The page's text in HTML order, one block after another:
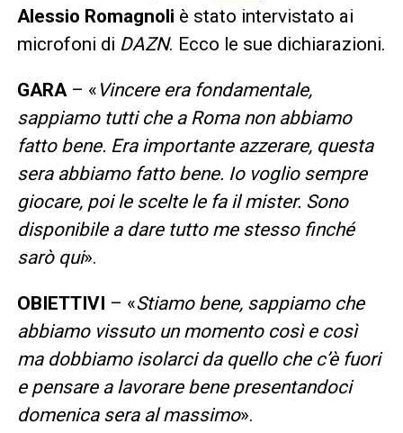
Alessio Romagnoli è stato intervistato ai
microfoni di DAZN. Ecco le sue dichiarazioni.
GARA– « Vincere era fondamentale,
sappiamo tutti che a Roma non abbiamo
fatto bene. Era importante azzerare, questa
sera abbiamo fatto bene. Io voglio sempre
giocare, poi le scelte le fa il mister. Sono
disponibile a dare tutto me stesso finché
sarò qui».
OBIETTIVI – «Stiamo bene, sappiamo che
abbiamo vissuto un momento così e così
ma dobbiamo isolarci da quello che c’è fuori
e pensare a lavorare bene presentandoci
domenica sera al massimo».